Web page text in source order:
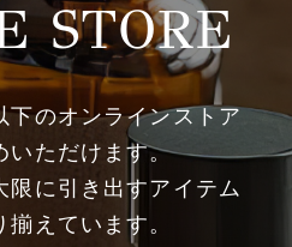
STORE
下のオンラインストア
いただけます。
限に引き出すアイテム
えています。